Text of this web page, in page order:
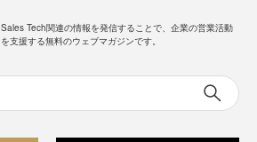
Sales Tech関連の情報を発信することで、企業の営業活動
を支援する無料のウェブマガジンです。